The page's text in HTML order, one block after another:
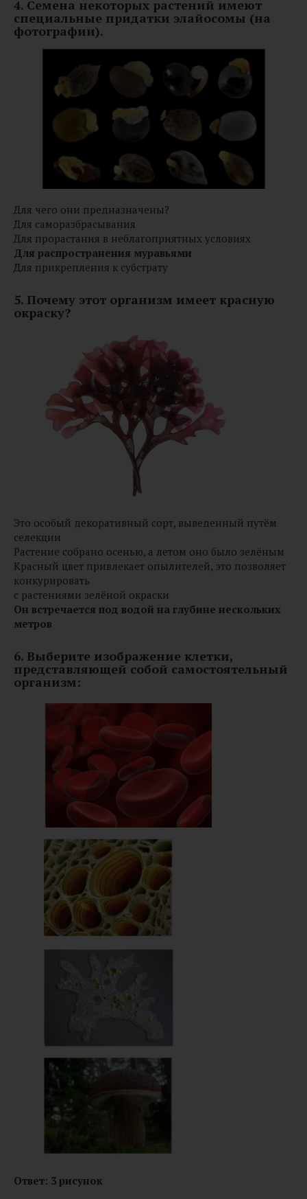
4. Семена некоторых растений имеют
специальные придатки элайосомы (на
фотографии).
Для чего они предназначены?
Для саморазбрасывания
Для прорастания в неблагоприятных условиях
Для распространения муравьями
Для прикрепления к субстрату
5. Почему этот организм имеет красную
окраску?
Это особый декоративный сорт, выведенный путём
селекции
Растение собрано осенью, а летом оно было зелёным
Красный цвет привлекает опылителей, это позволяет
конкурировать
с растениями зелёной окраски
Он встречается под водой на глубине нескольких
метров
6. Выберите изображение клетки,
представляющей собой самостоятельный
организм:
Ответ: 3 рисунок